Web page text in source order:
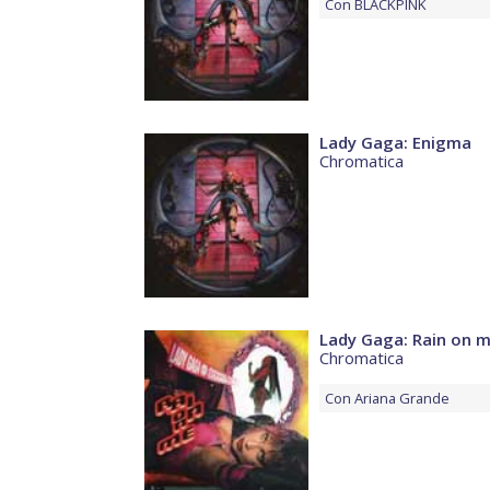
Con BLACKPINK
Lady Gaga: Enigma
Chromatica
Lady Gaga: Rain on
Chromatica
Con Ariana Grande